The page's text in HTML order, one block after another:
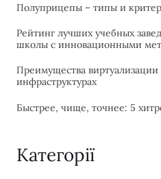
Полуприцепы – типы и
Рейтинг лучших учебных
школы с инновационными
Преимущества
инфраструктурах
Быстрее, чище, точнее: 5
Категорії